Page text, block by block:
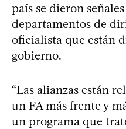
país se dieron
departamentos de
oficialista que están
gobierno.
“Las alianzas están
un FA más frente y
un programa que